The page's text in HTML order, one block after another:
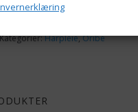
en oppdatert liste over
Hårpleie,Oribe